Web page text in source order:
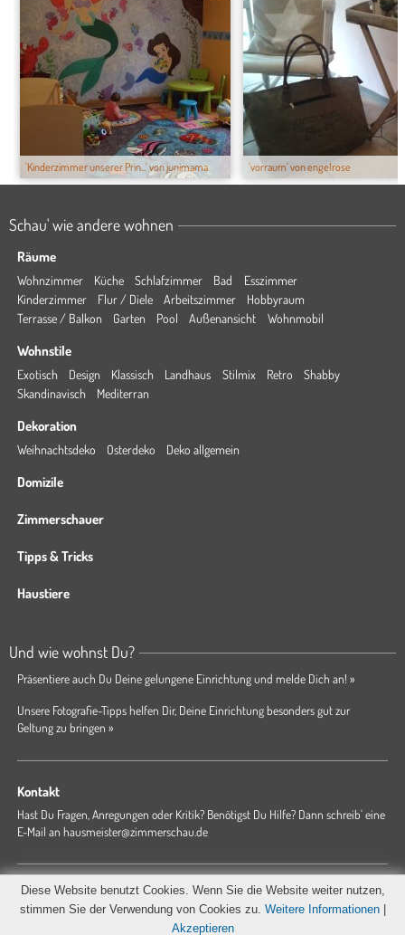
'Kinderzimmer unserer Prin...' von junimama 'vorraum' von engelrose
Schau' wie andere wohnen
Räume
Wohnzimmer Küche Schlafzimmer Bad
Esszimmer
Kinderzimmer
Flur / Diele Arbeitszimmer
Hobbyraum
Terrasse / Balkon
Garten Pool Außenansicht Wohnmobil
Wohnstile
Exotisch Design Klassisch Landhaus Stilmix Retro
Shabby
Skandinavisch
Mediterran
Dekoration
Weihnachtsdeko Osterdeko Deko allgemein
Domizile
Zimmerschauer
Tipps & Tricks
Haustiere
Und wie wohnst Du?
Präsentiere auch Du Deine gelungene Einrichtung und melde Dich an! »
Unsere Fotografie-Tipps helfen Dir, Deine Einrichtung besonders gut zur
Geltung zu bringen »
Kontakt
Hast Du Fragen, Anregungen oder Kritik? Benötigst Du Hilfe? Dann schreib' eine
E-Mail an hausmeister@zimmerschau.de
Forum Magazin AGB Presse Datenschutz
Impressum
Hausordnung
Diese Website benutzt Cookies. Wenn Sie die Website weiter nutzen,
stimmen Sie der Verwendung von Cookies zu. Weitere Informationen
Akzeptieren